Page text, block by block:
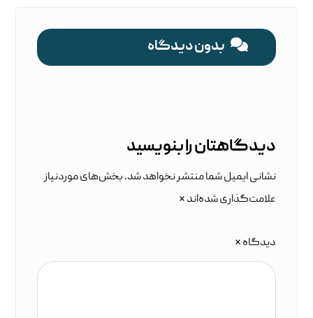
بدون دیدگاه
دیدگاهتان را بنویسید
نشانی ایمیل شما منتشر نخواهد شد.بخش‌های موردنیاز
علامت‌گذاری شده‌اند*
دیدگاه*